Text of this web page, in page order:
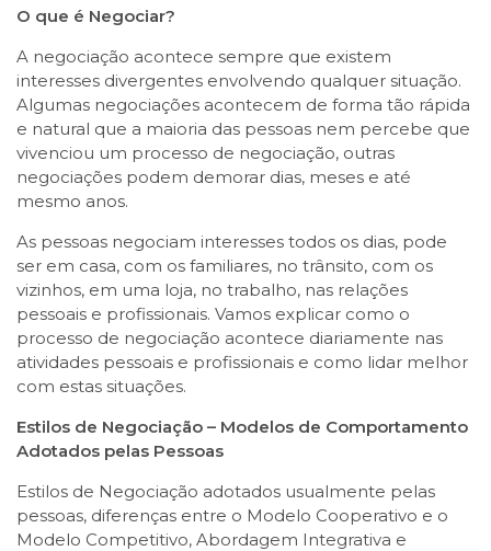
O que é Negociar?
A negociação acontece sempre que existem
interesses divergentes envolvendo qualquer situação.
Algumas negociações acontecem de forma tão rápida
e natural que a maioria das pessoas nem percebe que
vivenciou um processo de negociação, outras
negociações podem demorar dias, meses e até
mesmo anos.
As pessoas negociam interesses todos os dias, pode
ser em casa, com os familiares, no trânsito, com os
vizinhos, em uma loja, no trabalho, nas relações
pessoais e profissionais. Vamos explicar como o
processo de negociação acontece diariamente nas
atividades pessoais e profissionais e como lidar melhor
com estas situações.
Estilos de Negociação – Modelos de Comportamento
Adotados pelas Pessoas
Estilos de Negociação adotados usualmente pelas
pessoas, diferenças entre o Modelo Cooperativo e o
Modelo Competitivo, Abordagem Integrativa e